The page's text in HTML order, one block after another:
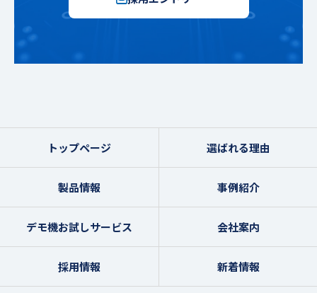
トップページ 選ばれる理由
製品情報 事例紹介
デモ機お試しサービス 会社案内
採用情報 新着情報